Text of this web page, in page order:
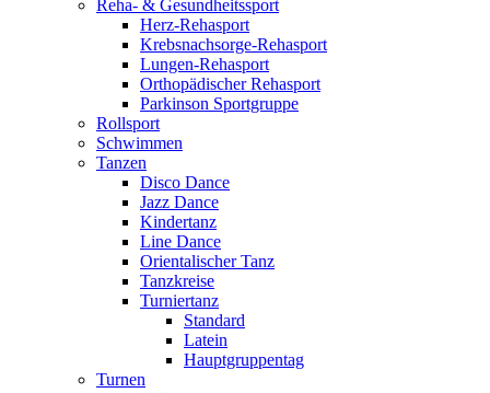
Reha- & Gesundheitssport
Herz-Rehasport
Krebsnachsorge-Rehasport
Lungen-Rehasport
Orthopädischer Rehasport
Parkinson Sportgruppe
Rollsport
Schwimmen
Tanzen
Disco Dance
Jazz Dance
Kindertanz
Line Dance
Orientalischer Tanz
Tanzkreise
Turniertanz
Standard
Latein
Hauptgruppentag
Turnen